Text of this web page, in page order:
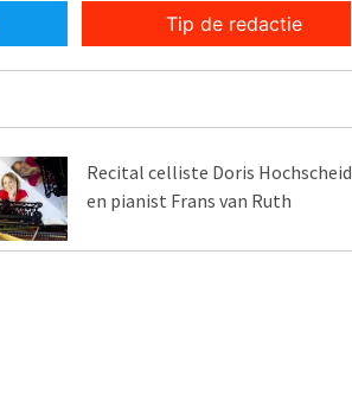
Tip de redactie
Recital celliste Doris Hochscheid
en pianist Frans van Ruth